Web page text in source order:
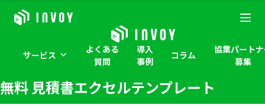
サービス
よくある
質問
導入
事例
コラム
協業パート
募集
無料 見積書エクセルテンプレート